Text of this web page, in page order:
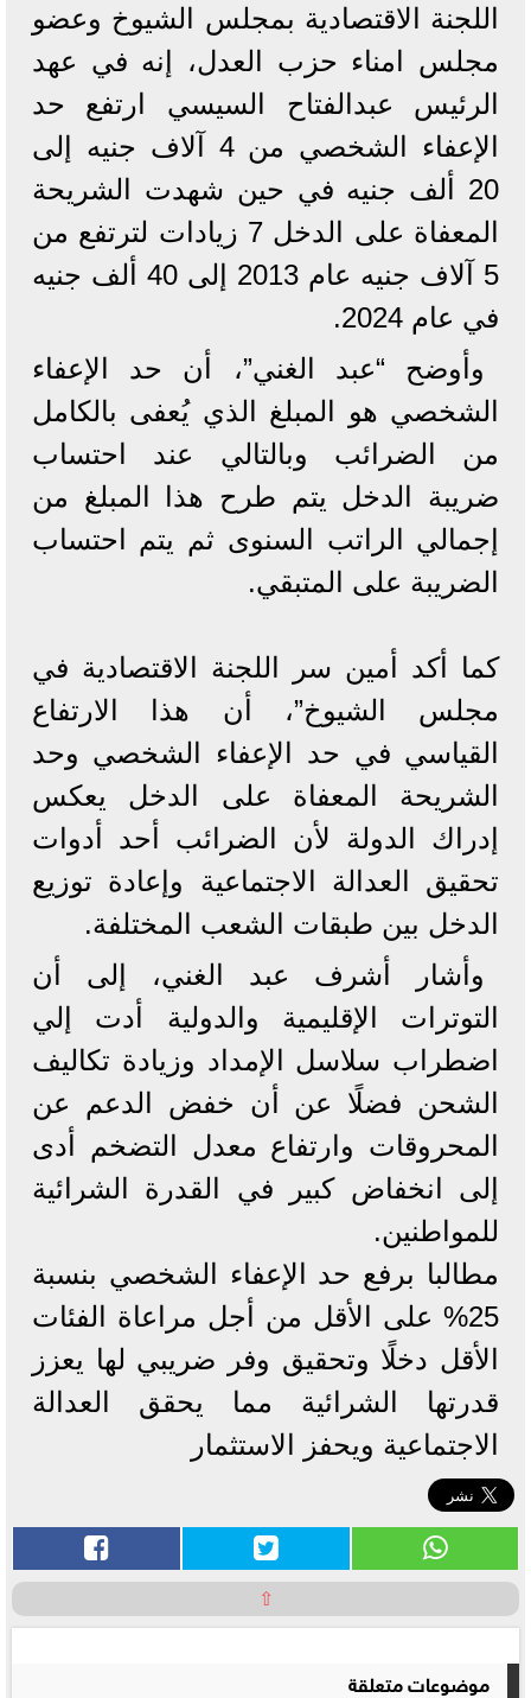
اللجنة الاقتصادية بمجلس الشيوخ وعضو
مجلس امناء حزب العدل، إنه في عهد
الرئيس عبدالفتاح السيسي ارتفع حد
الإعفاء الشخصي من 4 آلاف جنيه إلى
20 ألف جنيه في حين شهدت الشريحة
المعفاة على الدخل 7 زيادات لترتفع من
5 آلاف جنيه عام 2013 إلى 40 ألف جنيه
في عام 2024.
وأوضح “عبد الغني”، أن حد الإعفاء
الشخصي هو المبلغ الذي يُعفى بالكامل
من الضرائب وبالتالي عند احتساب
ضريبة الدخل يتم طرح هذا المبلغ من
إجمالي الراتب السنوى ثم يتم احتساب
الضريبة على المتبقي.
كما أكد أمين سر اللجنة الاقتصادية في
مجلس الشيوخ”، أن هذا الارتفاع
القياسي في حد الإعفاء الشخصي وحد
الشريحة المعفاة على الدخل يعكس
إدراك الدولة لأن الضرائب أحد أدوات
تحقيق العدالة الاجتماعية وإعادة توزيع
الدخل بين طبقات الشعب المختلفة.
وأشار أشرف عبد الغني، إلى أن
التوترات الإقليمية والدولية أدت إلي
اضطراب سلاسل الإمداد وزيادة تكاليف
الشحن فضلًا عن أن خفض الدعم عن
المحروقات وارتفاع معدل التضخم أدى
إلى انخفاض كبير في القدرة الشرائية
للمواطنين.
مطالبا برفع حد الإعفاء الشخصي بنسبة
25% على الأقل من أجل مراعاة الفئات
الأقل دخلًا وتحقيق وفر ضريبي لها يعزز
قدرتها الشرائية مما يحقق العدالة
الاجتماعية ويحفز الاستثمار
⇧
موضوعات متعلقة